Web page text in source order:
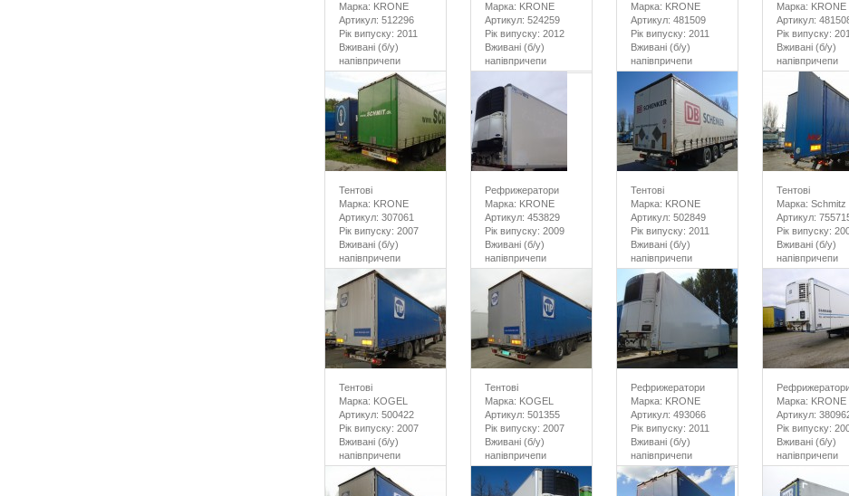
Марка: KRONE
Артикул: 512296
Рік випуску: 2011
Вживані (б/у)
напівпричепи
Марка: KRONE
Артикул: 524259
Рік випуску: 2012
Вживані (б/у)
напівпричепи
Марка: KRONE
Артикул: 481509
Рік випуску: 2011
Вживані (б/у)
напівпричепи
Марка: KRONE
Артикул:
Рік випуску:
Вживані (б/у)
напівпричепи
Тентові
Марка: KRONE
Артикул: 307061
Рік випуску: 2007
Вживані (б/у)
напівпричепи
Рефрижератори
Марка: KRONE
Артикул: 453829
Рік випуску: 2009
Вживані (б/у)
напівпричепи
Тентові
Марка: KRONE
Артикул: 502849
Рік випуску: 2011
Вживані (б/у)
напівпричепи
Тентові
Марка: Schmitz
Артикул:
Рік випуску:
Вживані (б/у)
напівпричепи
Тентові
Марка: KOGEL
Артикул: 500422
Рік випуску: 2007
Вживані (б/у)
напівпричепи
Тентові
Марка: KOGEL
Артикул: 501355
Рік випуску: 2007
Вживані (б/у)
напівпричепи
Рефрижератори
Марка: KRONE
Артикул: 493066
Рік випуску: 2011
Вживані (б/у)
напівпричепи
Марка: KRONE
Артикул:
Рік випуску:
Вживані (б/у)
напівпричепи